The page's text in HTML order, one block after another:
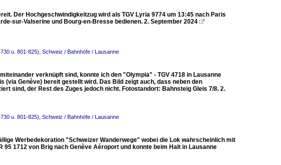
Der Hochgeschwindigkeitzug wird als TGV Lyria 9774 um 13:45 nach Paris
sur-Valserine und Bourg-en-Bresse bedienen. 2. September 2024 
u. 801-825) Schweiz / Bahnhöfe / Lausanne
verknüpft sind, konnte ich den "Olympia" - TGV 4718 in Lausanne
Genève) bereit gestellt wird. Das Bild zeigt auch, dass neben den
sind, der Rest des Zuges jedoch nicht. Fotostandort: Bahnsteig Gleis 7/8. 2.
u. 801-825) Schweiz / Bahnhöfe / Lausanne
Werbedekoration "Schweizer Wanderwege" wobei die Lok wahrscheinlich mit
1712 von Brig nach Genève Aéroport und konnte beim Halt in Lausanne